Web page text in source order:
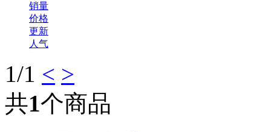
精卓
奔图
销量
价格
更新
人气
1/1 < >
共1个商品